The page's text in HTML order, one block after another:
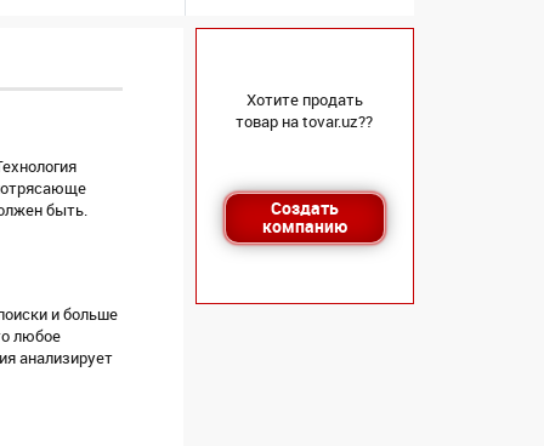
быть.
и больше
любое
анализирует
Хотите продать
товар на tovar.uz??
Создать
компанию